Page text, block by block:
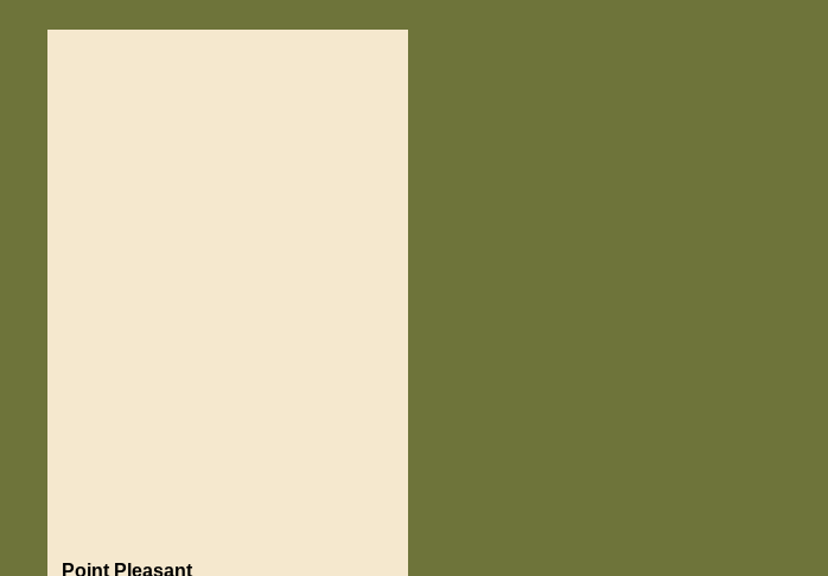
Point Pleasant